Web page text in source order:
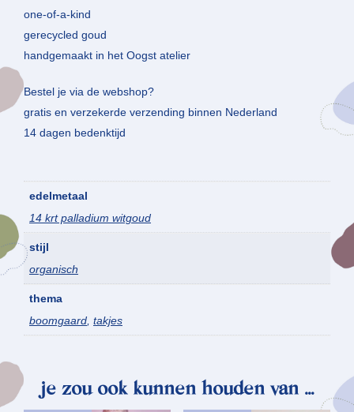
one-of-a-kind
gerecycled goud
handgemaakt in het Oogst atelier
Bestel je via de webshop?
gratis en verzekerde verzending binnen Nederland
14 dagen bedenktijd
edelmetaal
14 krt palladium witgoud
stijl
organisch
thema
boomgaard takjes
je zou ook kunnen houden van …